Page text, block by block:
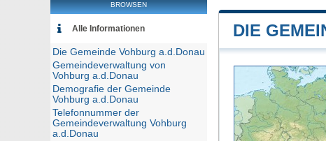
DIE
BROWSEN
Alle Informationen
Die Gemeinde Vohburg a.d.Donau
Gemeindeverwaltung von
Vohburg a.d.Donau
Demografie der Gemeinde
Vohburg a.d.Donau
Telefonnummer der
Gemeindeverwaltung Vohburg
a.d.Donau